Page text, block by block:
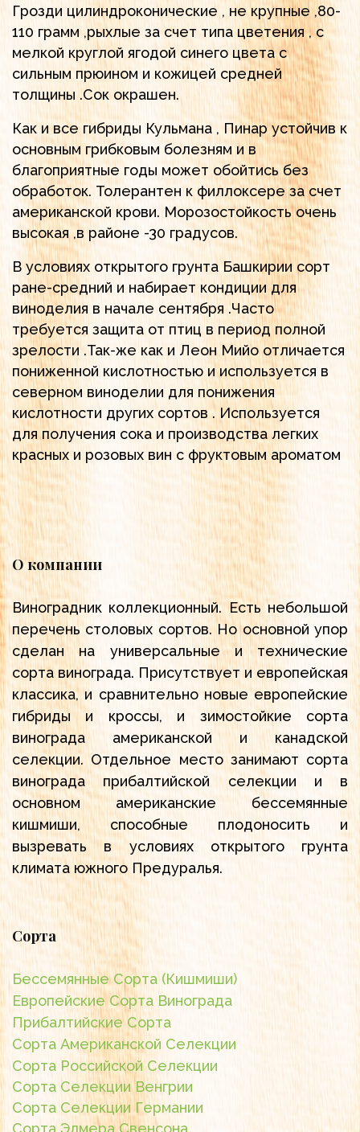
Грозди цилиндроконические , не крупные ,80-
110 грамм ,рыхлые за счет типа цветения , с
мелкой круглой ягодой синего цвета с
сильным прюином и кожицей средней
толщины .Сок окрашен.
Как и все гибриды Кульмана , Пинар устойчив к
основным грибковым болезням и в
благоприятные годы может обойтись без
обработок. Толерантен к филлоксере за счет
американской крови. Морозостойкость очень
высокая ,в районе -30 градусов.
В условиях открытого грунта Башкирии сорт
ране-средний и набирает кондиции для
виноделия в начале сентября .Часто
требуется защита от птиц в период полной
зрелости .Так-же как и Леон Мийо отличается
пониженной кислотностью и используется в
северном виноделии для понижения
кислотности других сортов . Используется
для получения сока и производства легких
красных и розовых вин с фруктовым ароматом
О компании
Виноградник коллекционный. Есть небольшой
перечень столовых сортов. Но основной упор
сделан на универсальные и технические
сорта винограда. Присутствует и европейская
классика, и сравнительно новые европейские
гибриды и кроссы, и зимостойкие сорта
винограда американской и канадской
селекции. Отдельное место занимают сорта
винограда прибалтийской селекции и в
основном американские бессемянные
кишмиши, способные плодоносить и
вызревать в условиях открытого грунта
климата южного Предуралья.
Сорта
Бессемянные Сорта (Кишмиши)
Европейские Сорта Винограда
Прибалтийские Сорта
Сорта Американской Селекции
Сорта Российской Селекции
Сорта Селекции Венгрии
Сорта Селекции Германии
Сорта Элмера Свенсона